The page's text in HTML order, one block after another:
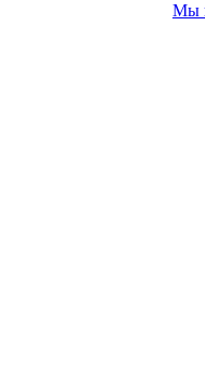
Мы